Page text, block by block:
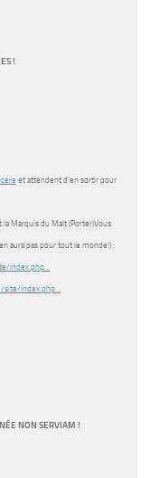
!
et attendent d’en sortir pour
Marquis du Malt (Porter)Vous
aura pas pour tout le monde!) :
index.php…
site/index.php…
NON SERVIAM !